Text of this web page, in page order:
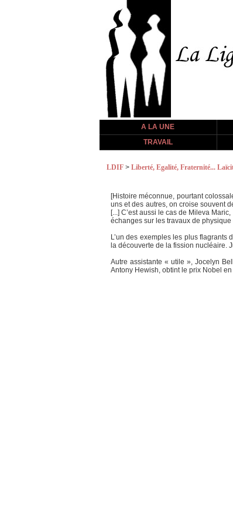
A LA UNE
TRAVAIL
LDIF > Liberté, Egalité, Fraternité...
[Histoire méconnue, pourtant
uns et des autres, on croise souvent
[...] C’est aussi le cas de Mileva
échanges sur les travaux de physique
L’un des exemples les plus
la découverte de la fission nucléaire.
Autre assistante « utile », Jocelyn
Antony Hewish, obtint le prix Nobel